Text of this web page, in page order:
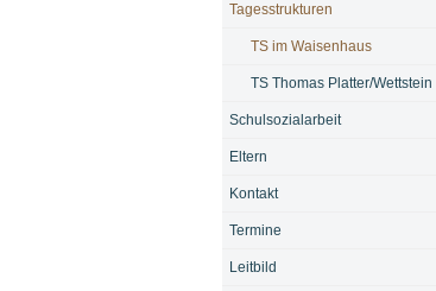
Tagesstrukturen
TS im Waisenhaus
TS Thomas Platter/Wettstein
Schulsozialarbeit
Eltern
Kontakt
Termine
Leitbild